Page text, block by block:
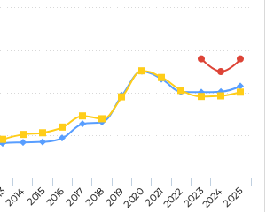
201420152016201720182019202020212022202320242025